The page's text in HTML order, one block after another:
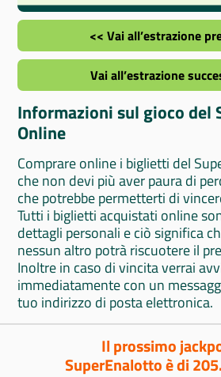
<< Vai all’estrazione
Vai all’estrazione
Informazioni sul gioco del
Online
Comprare online i biglietti del
che non devi più aver paura di
che potrebbe permetterti di
Tutti i biglietti acquistati online
dettagli personali e ciò significa
nessun altro potrà riscuotere il
Inoltre in caso di vincita verrai
immediatamente con un
tuo indirizzo di posta elettronica.
Il prossimo
SuperEnalotto è di